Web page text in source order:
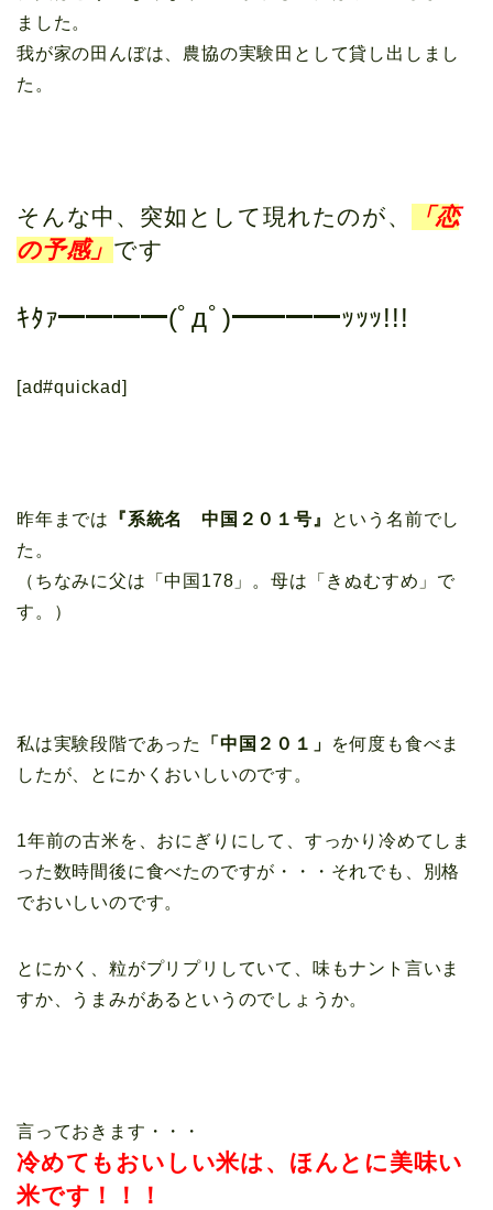
ました。
我が家の田んぼは、農協の実験田として貸し出しまし
た。
そんな中、突如として現れたのが、
「恋
の予感」 です
ｷﾀｧ━━━━(ﾟдﾟ)━━━━ｯｯｯ!!!
[ad#quickad]
昨年までは 『系統名 中国２０１号』
という名前でし
た。
（ちなみに父は「中国178」。母は「きぬむすめ」で
す。）
私は実験段階であった 「中国２０１」
を何度も食べま
したが、とにかくおいしいのです。
1年前の古米を、おにぎりにして、すっかり冷めてしま
った数時間後に食べたのですが・・・それでも、別格
でおいしいのです。
とにかく、粒がプリプリしていて、味もナント言いま
すか、うまみがあるというのでしょうか。
言っておきます・・・
冷めてもおいしい米は、ほんとに美味い
米です！！！